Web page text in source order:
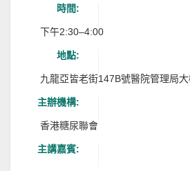
時間:
下午2:30–4:00
地點:
九龍亞皆老街147B號醫院管理局
主辦機構:
香港糖尿聯會
主講嘉賓: